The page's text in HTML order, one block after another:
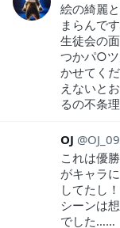
絵の綺麗
まらんで
生徒会の
つかパ○ツ
かせてく
えないと
るの不条
OJ
これは優
がキャラ
してたし
シーンは
でした……